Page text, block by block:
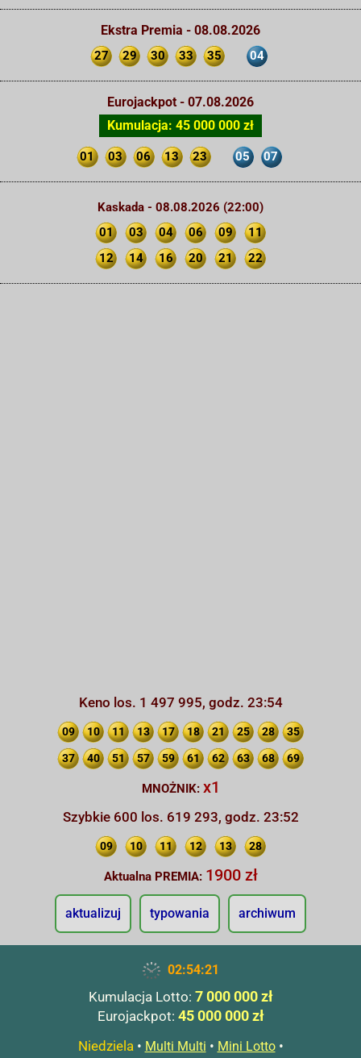
Ekstra Premia - 08.08.2026
27 29 30 33 35 04
Eurojackpot - 07.08.2026
Kumulacja: 45 000 000 zł
01 03 06 13 23 05 07
Kaskada - 08.08.2026 (22:00)
01
03 04 06 09
11
12
14 16 20 21 22
Keno los. 1 497 995, godz. 23:54
09 10 11 13 17 18 21 25 28 35
37 40 51 57 59 61 62 63 68 69
MNOŻNIK: x1
Szybkie 600 los. 619 293, godz. 23:52
09 10 11 12 13 28
Aktualna PREMIA: 1900 zł
aktualizuj typowania archiwum
02:54:22
Kumulacja Lotto: 7 000 000 zł
Eurojackpot: 45 000 000 zł
Niedziela• Multi Multi • Mini Lotto•